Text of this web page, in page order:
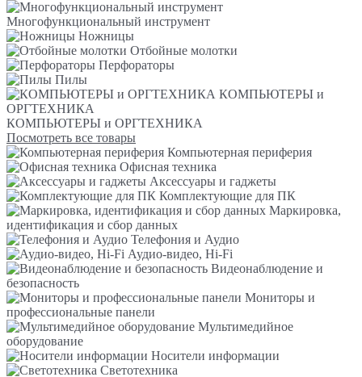
Многофункциональный инструмент
Ножницы
Отбойные молотки
Перфораторы
Пилы
КОМПЬЮТЕРЫ и
ОРГТЕХНИКА
КОМПЬЮТЕРЫ и ОРГТЕХНИКА
Посмотреть все товары
Компьютерная периферия
Офисная техника
Аксессуары и гаджеты
Комплектующие для ПК
Маркировка,
идентификация и сбор данных
Телефония и Аудио
Аудио-видео, Hi-Fi
Видеонаблюдение и
безопасность
Мониторы и
профессиональные панели
Мультимедийное
оборудование
Носители информации
Светотехника